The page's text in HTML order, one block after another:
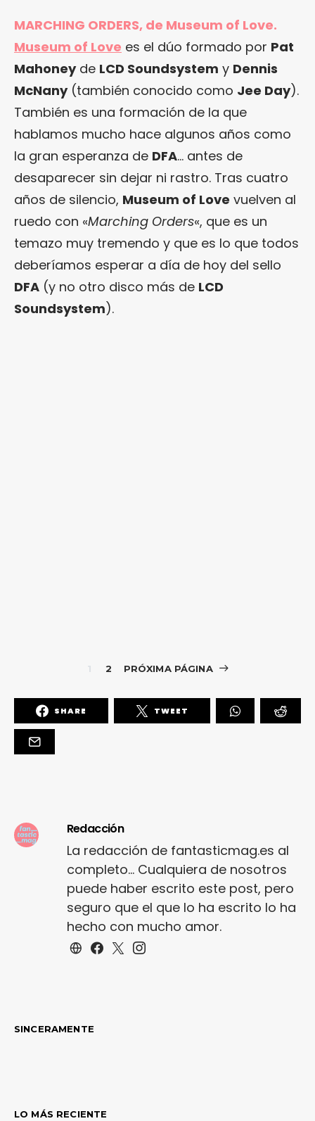
MARCHING ORDERS, de Museum of Love.
Museum of Love es el dúo formado por Pat
Mahoneyde LCD Soundsystem y Dennis
McNany(también conocido como Jee Day).
También es una formación de la que
hablamos mucho hace algunos años como
la gran esperanza de DFA… antes de
desaparecer sin dejar ni rastro. Tras cuatro
años de silencio, Museum of Love vuelven al
ruedo con «Marching Orders«, que es un
temazo muy tremendo y que es lo que todos
deberíamos esperar a día de hoy del sello
DFA (y no otro disco más de LCD
Soundsystem).
1 2 PRÓXIMA PÁGINA
SHARE TWEET
Redacción
La redacción de fantasticmag.es al
completo... Cualquiera de nosotros
puede haber escrito este post, pero
seguro que el que lo ha escrito lo ha
hecho con mucho amor.
SINCERAMENTE
LO MÁS RECIENTE